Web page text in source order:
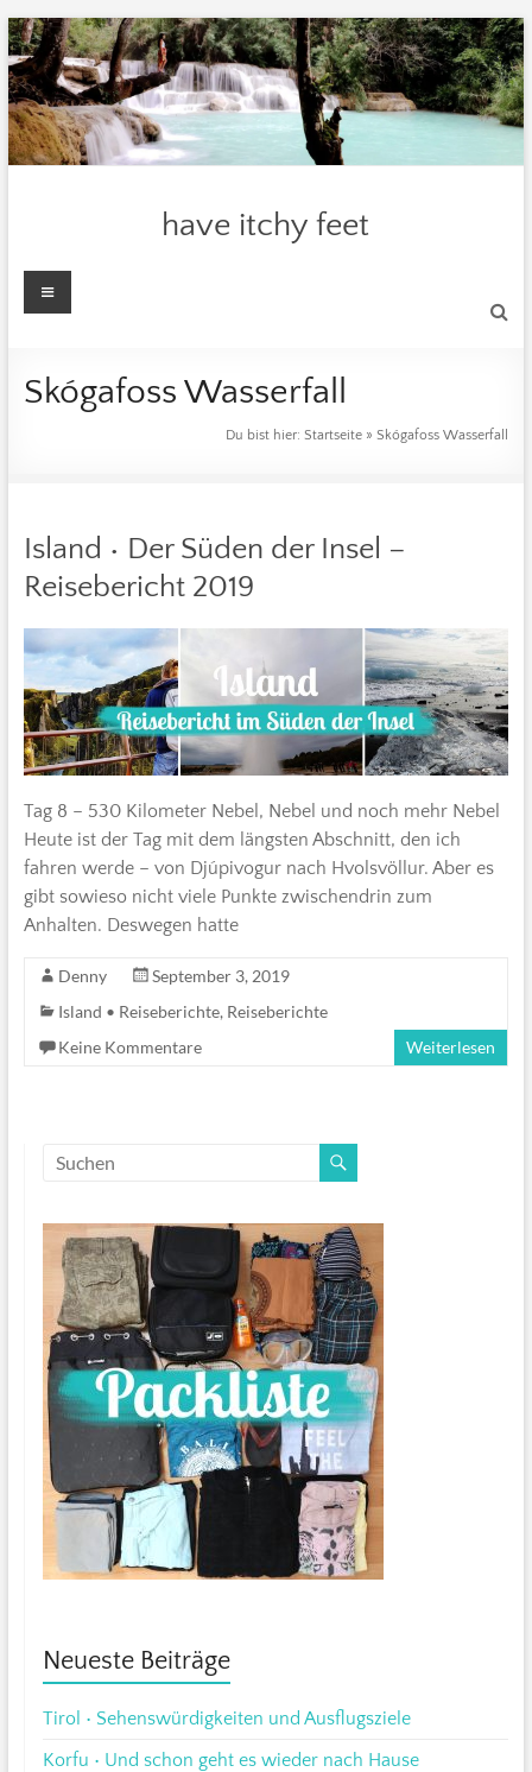
Zum
Inhalt
springen
have itchy feet
Menü
Skógafoss Wasserfall
Du bist hier:Startseite »Skógafoss Wasserfall
Island • Der Süden der Insel –
Reisebericht 2019
Tag 8 – 530 Kilometer Nebel, Nebel und noch mehr Nebel
Heute ist der Tag mit dem längsten Abschnitt, den ich
fahren werde – von Djúpivogur nach Hvolsvöllur. Aber es
gibt sowieso nicht viele Punkte zwischendrin zum
Anhalten. Deswegen hatte
Denny
September 3, 2019
Island • Reiseberichte, Reiseberichte
Keine Kommentare
Weiterlesen
Neueste Beiträge
Tirol • Sehenswürdigkeiten und Ausflugsziele
Korfu • Und schon geht es wieder nach Hause